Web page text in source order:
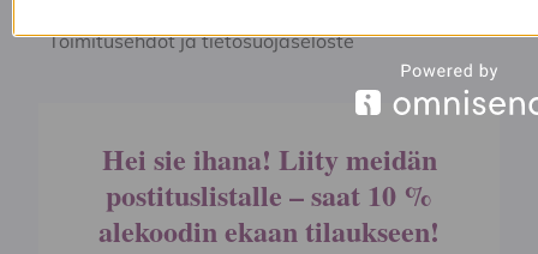
Toimitusehdot ja tietosuojaseloste
Hei sie ihana! Liity meidän
postituslistalle – saat 10 %
alekoodin ekaan tilaukseen!